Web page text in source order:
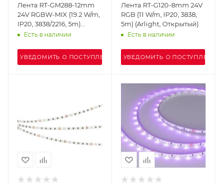
Лента RT-GM288-12mm
24V RGBW-MIX (19.2 W/m,
IP20, 3838/2216, 5m)
(Arlight, Открытый)
Есть в наличии
УВЕДОМИТЬ О ПОСТУПЛЕНИИ
Лента RT-G120-8mm 24V
RGB (11 W/m, IP20, 3838,
5m) (Arlight, Открытый)
Есть в наличии
УВЕДОМИТЬ О ПОСТУПЛЕНИИ